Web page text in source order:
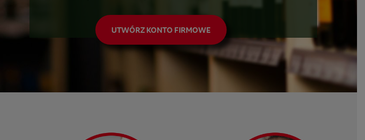
UTWÓRZ KONTO FIRMOWE